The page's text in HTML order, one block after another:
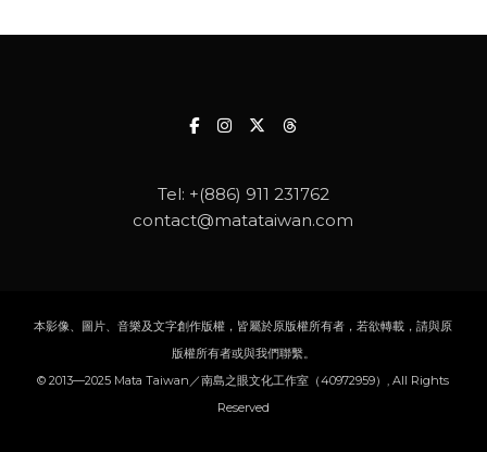
Tel: +(886) 911 231762
contact@matataiwan.com
本影像、圖片、音樂及文字創作版權，皆屬於原版權所有者，若欲轉載，請與原
版權所有者或與我們聯繫。
© 2013—2025 Mata Taiwan／南島之眼文化工作室（40972959）, All Rights
Reserved